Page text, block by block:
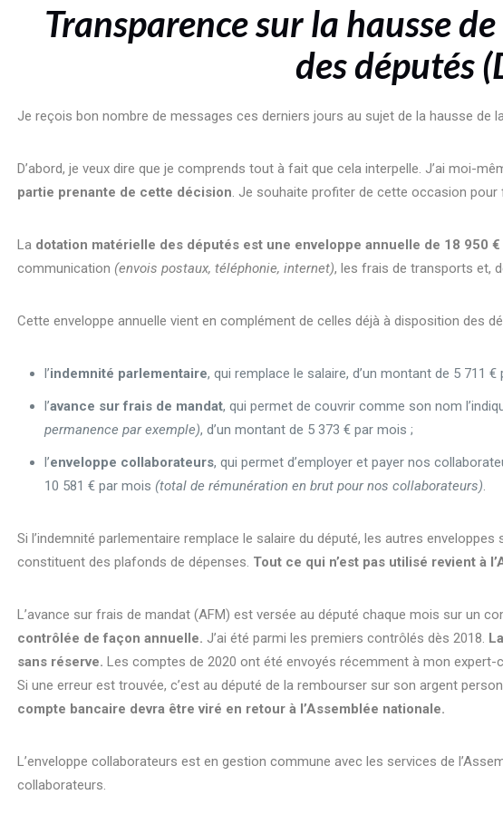
Transparence sur la hausse
des députés
Je reçois bon nombre de messages ces derniers jours au sujet de la hausse de
D’abord, je veux dire que je comprends tout à fait que cela interpelle. J’ai moi-
partie prenante de cette décision. Je souhaite profiter de cette occasion
La dotation matérielle des députés est une enveloppe annuelle de 18 950 €
communication (envois postaux, téléphonie, internet), les frais de transports et,
Cette enveloppe annuelle vient en complément de celles déjà à disposition des
l’indemnité parlementaire, qui remplace le salaire, d’un montant de 5 711 €
l’avance sur frais de mandat, qui permet de couvrir comme son nom
permanence par exemple), d’un montant de 5 373 € par mois ;
l’enveloppe collaborateurs, qui permet d’employer et payer nos
10 581 € par mois (total de rémunération en brut pour nos collaborateurs).
Si l’indemnité parlementaire remplace le salaire du député, les autres
constituent des plafonds de dépenses. Tout ce qui n’est pas utilisé revient à
L’avance sur frais de mandat (AFM) est versée au député chaque mois sur un
contrôlée de façon annuelle. J’ai été parmi les premiers contrôlés dès 2018.
sans réserve. Les comptes de 2020 ont été envoyés récemment à mon
Si une erreur est trouvée, c’est au député de la rembourser sur son argent
compte bancaire devra être viré en retour à l’Assemblée nationale.
L’enveloppe collaborateurs est en gestion commune avec les services de
collaborateurs.